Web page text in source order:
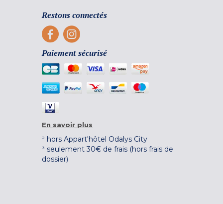
Restons connectés
Paiement sécurisé
En savoir plus
² hors Appart'hôtel Odalys City
³ seulement 30€ de frais (hors frais de
dossier)